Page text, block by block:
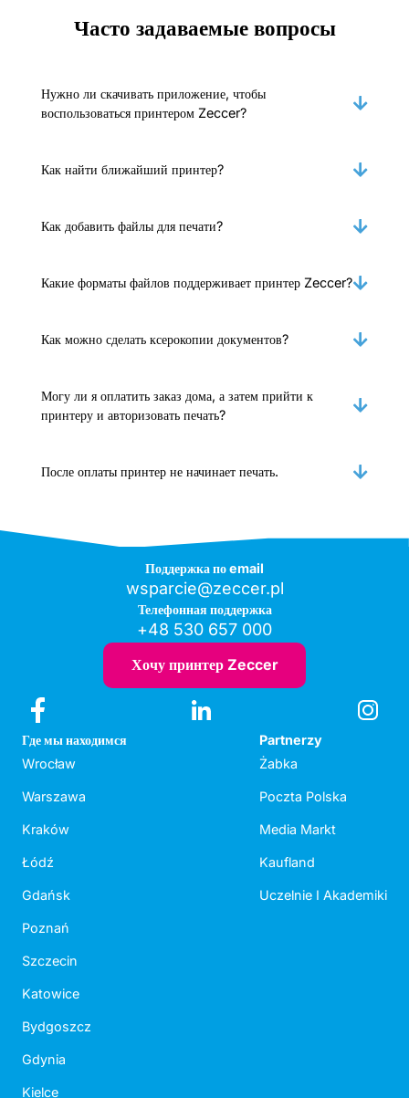
Часто задаваемые вопросы
Нужно ли скачивать приложение, чтобы
воспользоваться принтером Zeccer?
Как найти ближайший принтер?
Как добавить файлы для печати?
Какие форматы файлов поддерживает принтер Zeccer?
Как можно сделать ксерокопии документов?
Могу ли я оплатить заказ дома, а затем прийти к
принтеру и авторизовать печать?
После оплаты принтер не начинает печать.
Поддержка по email
wsparcie@zeccer.pl
Телефонная поддержка
+48 530 657 000
Хочу принтер Zeccer
Где мы находимся
Wrocław
Warszawa
Kraków
Łódź
Gdańsk
Poznań
Szczecin
Katowice
Bydgoszcz
Gdynia
Kielce
Partnerzy
Żabka
Poczta Polska
Media Markt
Kaufland
Uczelnie I Akademiki